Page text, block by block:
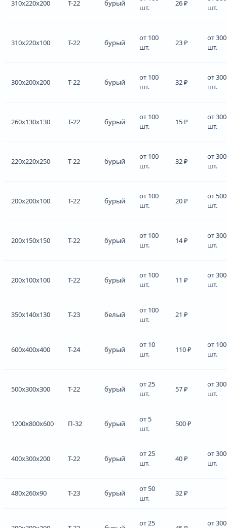
310x220x200 Т-22 бурый
шт.
26 ₽
шт.
310x220x100 Т-22 бурый
от 100
шт.
23 ₽
от 300
шт.
300x200x200 Т-22 бурый
от 100
шт.
32 ₽
от 300
шт.
260x130x130 Т-22 бурый
от 100
шт.
15 ₽
от 300
шт.
220x220x250 Т-22 бурый
от 100
шт.
32 ₽
от 300
шт.
200x200x100 Т-22 бурый
от 100
шт.
20 ₽
от 500
шт.
200x150x150 Т-22 бурый
от 100
шт.
14 ₽
от 300
шт.
200x100x100 Т-22 бурый
от 100
шт.
11 ₽
от 300
шт.
350x140x130 Т-23 белый
от 100
шт.
21 ₽
600x400x400 Т-24 бурый
от 10
шт.
110 ₽
от 100
шт.
500x300x300 Т-22 бурый
от 25
шт.
57 ₽
от 300
шт.
1200x800x600 П-32 бурый
от 5
шт.
500 ₽
400x300x200 Т-22 бурый
от 25
шт.
40 ₽
от 300
шт.
480x260x90 Т-23 бурый
от 50
шт.
32 ₽
от 25
от 300